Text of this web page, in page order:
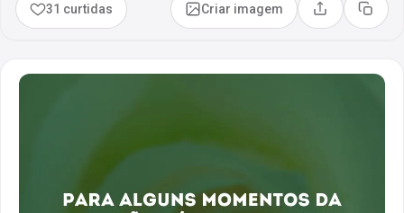
31 curtidas Criar imagem Compartilhar
Copiar